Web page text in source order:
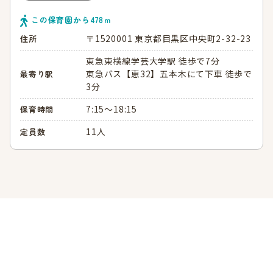
この保育園から 478ｍ
住所
〒1520001 東京都目黒区中央町2-32-23
最寄り駅
東急東横線学芸大学駅 徒歩で7分
東急バス【恵32】五本木にて下車 徒歩で
3分
保育時間 7:15～18:15
定員数 11人